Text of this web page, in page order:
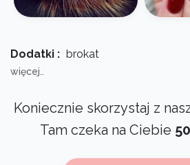
Dodatki : brokat
więcej..
Koniecznie skorzystaj z
Tam czeka na Ciebie